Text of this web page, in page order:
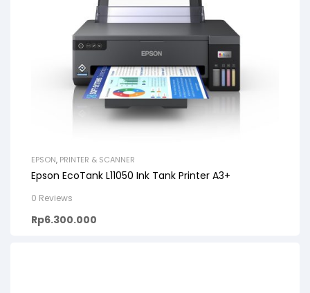
EPSON, PRINTER & SCANNER
Epson EcoTank L11050 Ink Tank Printer A3+
0 Reviews
Rp6.300.000